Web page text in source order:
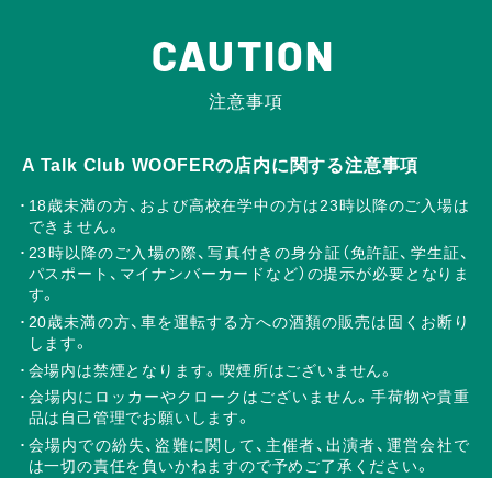
CAUTION
注意事項
A Talk Club WOOFERの店内に関する注意事項
18歳未満の方、および高校在学中の方は23時以降のご入場は
できません。
23時以降のご入場の際、写真付きの身分証（免許証、学生証、
パスポート、マイナンバーカードなど）の提示が必要となりま
す。
20歳未満の方、車を運転する方への酒類の販売は固くお断り
します。
会場内は禁煙となります。喫煙所はございません。
会場内にロッカーやクロークはございません。手荷物や貴重
品は自己管理でお願いします。
会場内での紛失、盗難に関して、主催者、出演者、運営会社で
は一切の責任を負いかねますので予めご了承ください。